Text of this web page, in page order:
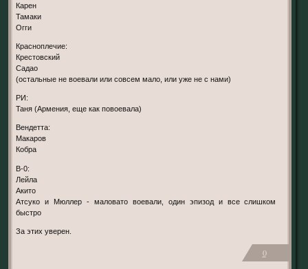
Карен
Тамаки
Огги
Красноплечие:
Крестовский
Садао
(остальные не воевали или совсем мало, или уже не с нами)
РИ:
Таня (Армения, еще как повоевала)
Вендетта:
Макаров
Кобра
В-0:
Лейла
Акито
Атсуко и Мюллер - маловато воевали, один эпизод и все слишком
быстро
За этих уверен.
0